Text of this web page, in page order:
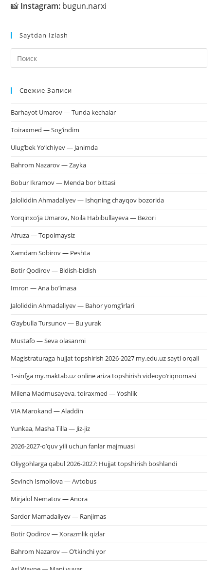
📸 Instagram: bugun.narxi
Saytdan Izlash
Свежие Записи
Barhayot Umarov — Tunda kechalar
Toiraxmed — Sog’indim
Ulug’bek Yo’lchiyev — Janimda
Bahrom Nazarov — Zayka
Bobur Ikramov — Menda bor bittasi
Jaloliddin Ahmadaliyev — Ishqning chayqov bozorida
Yorqinxo’ja Umarov, Noila Habibullayeva — Bezori
Afruza — Topolmaysiz
Xamdam Sobirov — Peshta
Botir Qodirov — Bidish-bidish
Imron — Ana bo’lmasa
Jaloliddin Ahmadaliyev — Bahor yomg’irlari
G’aybulla Tursunov — Bu yurak
Mustafo — Seva olasanmi
Magistraturaga hujjat topshirish 2026-2027 my.edu.uz sayti orqali
1-sinfga my.maktab.uz online ariza topshirish videoyo’riqnomasi
Milena Madmusayeva, toiraxmed — Yoshlik
VIA Marokand — Aladdin
Yunkaa, Masha Tilla — Jiz-jiz
2026-2027-o’quv yili uchun fanlar majmuasi
Oliygohlarga qabul 2026-2027: Hujjat topshirish boshlandi
Sevinch Ismoilova — Avtobus
Mirjalol Nematov — Anora
Sardor Mamadaliyev — Ranjimas
Botir Qodirov — Xorazmlik qizlar
Bahrom Nazarov — O’tkinchi yor